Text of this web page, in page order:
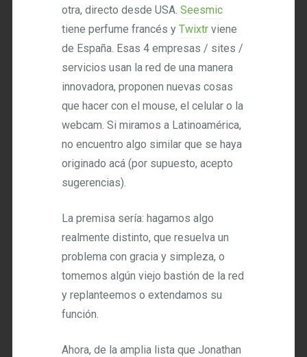
otra, directo desde USA.Seesmic
tiene perfume francés yTwixtr viene
de España. Esas 4 empresas / sites /
servicios usan la red de una manera
innovadora, proponen nuevas cosas
que hacer con el mouse, el celular o la
webcam. Si miramos a Latinoamérica,
no encuentro algo similar que se haya
originado acá (por supuesto, acepto
sugerencias).
La premisa sería: hagamos algo
realmente distinto, que resuelva un
problema con gracia y simpleza, o
tomemos algún viejo bastión de la red
y replanteemos o extendamos su
función.
Ahora, de la amplia lista que Jonathan